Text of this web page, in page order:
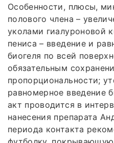
Особенности, плюсы,
полового члена –
уколами гиалуроновой
пениса – введение и
биогеля по всей
обязательным
пропорциональности;
равномерное введение
акт проводится в
нанесения препарата
периода контакта